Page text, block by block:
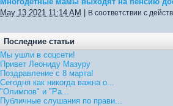
May 13 2021 11:14 AM
В соответствии с
Последние статьи
Мы ушли в соцсети!
Привет Леониду Мазуру
Поздравление с 8 марта!
Сегодня как никогда важна о...
"Олимпов" и "Ра...
Публичные слушания по прави...